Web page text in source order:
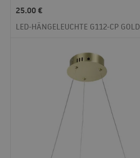
25.00€
LED-HÄNGELEUCHTE G112-CP GOLD